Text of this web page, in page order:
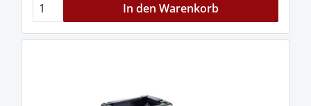
In den Warenkorb